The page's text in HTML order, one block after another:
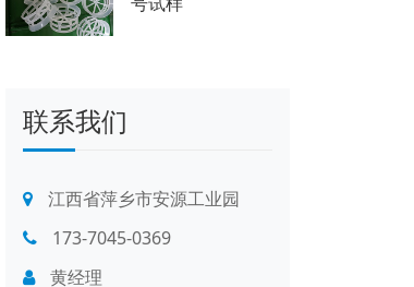
联系我们
江西省萍乡市安源工业园
173-7045-0369
黄经理